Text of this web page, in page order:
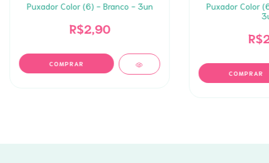
Puxador Color (6) - Branco - 3un
R$2,90
Puxador Color